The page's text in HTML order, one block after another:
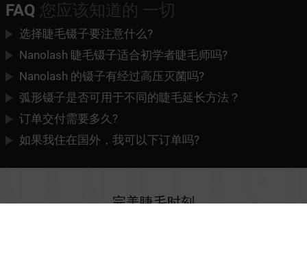
FAQ 您应该知道的 一切
选择睫毛镊子要注意什么?
Nanolash 睫毛镊子适合初学者睫毛师吗?
Nanolash 的镊子有经过高压灭菌吗?
弧形镊子是否可用于不同的睫毛延长方法？
订单交付需要多久?
如果我住在国外，我可以下订单吗?
完美睫毛时刻